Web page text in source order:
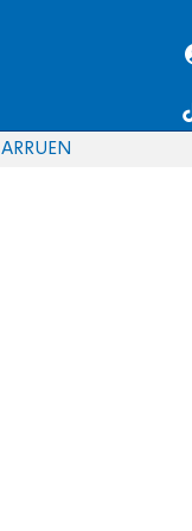
EN
RU
AR